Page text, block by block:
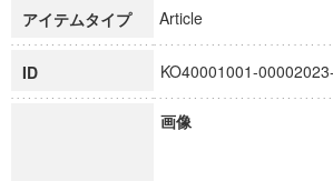
博士課程教育リーディングプログラ
アイテムタイプ Article
ID KO40001001-
画像